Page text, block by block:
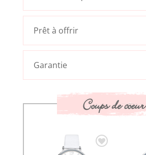
Prêt à offrir
Garantie
Coups de coeur